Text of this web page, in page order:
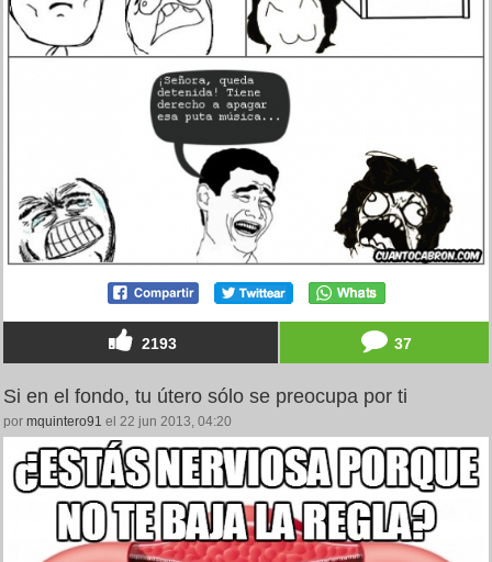
2193 37
Si en el fondo, tu útero sólo se preocupa por ti
por mquintero91 el 22 jun 2013, 04:20